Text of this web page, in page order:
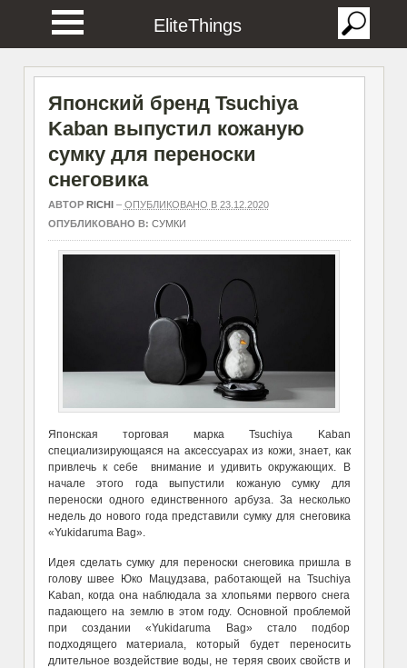
EliteThings
Японский бренд Tsuchiya
Kaban выпустил кожаную
сумку для переноски
снеговика
АВТОР RICHI– ОПУБЛИКОВАНО В 23.12.2020
ОПУБЛИКОВАНО В: СУМКИ
Японская торговая марка Tsuchiya Kaban
специализирующаяся на аксессуарах из кожи, знает, как
привлечь к себе внимание и удивить окружающих. В
начале этого года выпустили кожаную сумку для
переноски одного единственного арбуза. За несколько
недель до нового года представили сумку для снеговика
«Yukidaruma Bag».
Идея сделать сумку для переноски снеговика пришла в
голову швее Юко Мацудзава, работающей на Tsuchiya
Kaban, когда она наблюдала за хлопьями первого снега
падающего на землю в этом году. Основной проблемой
при создании «Yukidaruma Bag» стало подбор
подходящего материала, который будет переносить
длительное воздействие воды, не теряя своих свойств и